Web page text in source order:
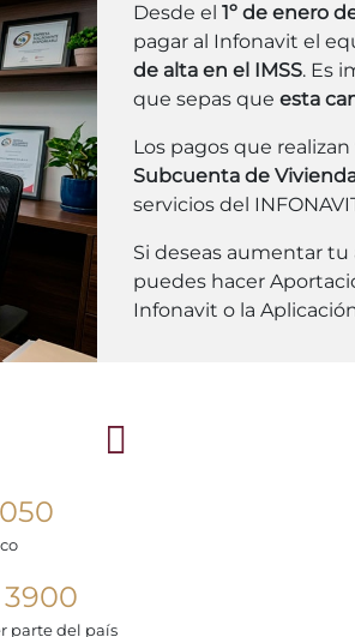
Desde el 1º de enero
pagar al Infonavit el
de alta en el IMSS. Es
que sepas que esta
Los pagos que
Subcuenta de
servicios del
Si deseas aumentar
puedes hacer
Infonavit o la
parte del país